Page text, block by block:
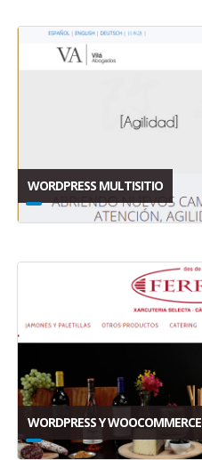
WORDPRESS MULTISITIO
WORDPRESS Y WOOCOMMERCE